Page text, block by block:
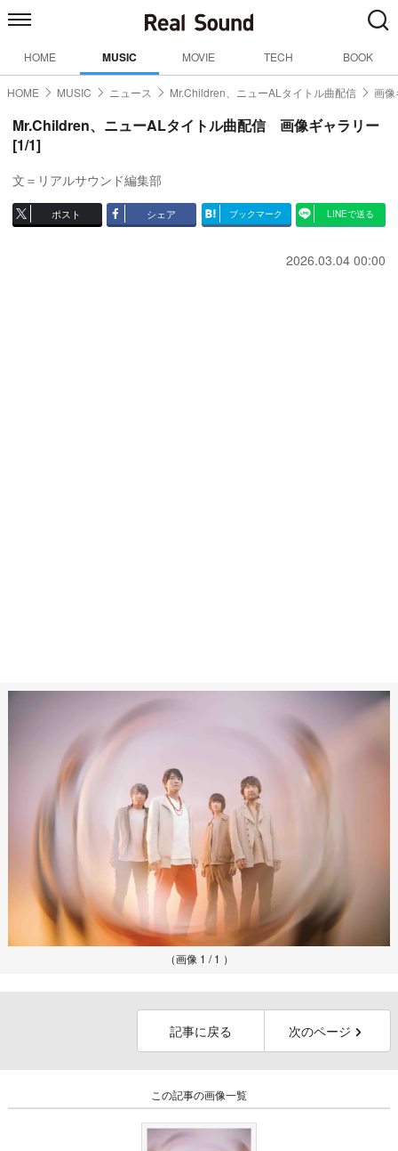
HOME MUSIC MOVIE TECH BOOK
HOME MUSIC ニュース Mr.Children、ニューALタイトル曲配信 画
Mr.Children、ニューALタイトル曲配信 画像ギャラリー
[1/1]
文＝リアルサウンド編集部
ポスト シェア ブックマーク LINEで送る
2026.03.04 00:00
（画像 1 / 1 ）
記事に戻る 次のページ
この記事の画像一覧